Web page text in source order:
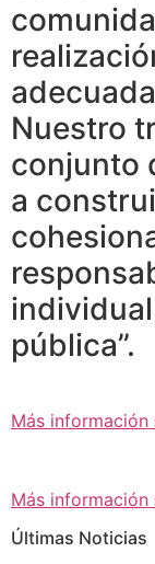
Nuestro
conjunto
a
pública”.
Más
Más
Últimas Noticias